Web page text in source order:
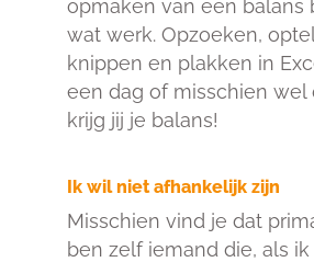
opmaken van een balans
wat werk. Opzoeken,
knippen en plakken in
een dag of misschien wel
krijg jij je balans!
Ik wil niet afhankelijk zijn
Misschien vind je dat
ben zelf iemand die, als